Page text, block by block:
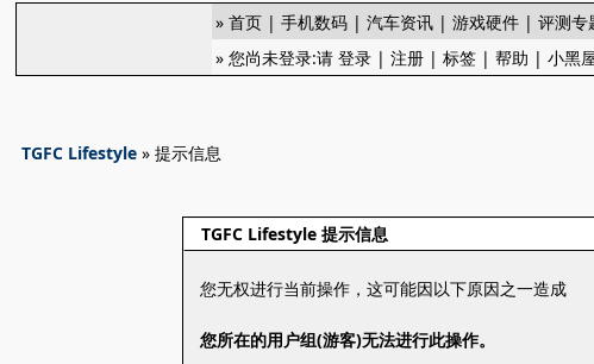
»首页 |手机数码 |汽车资讯 |游戏硬件 |评测专
» 您尚未登录:请登录 |注册 |标签 |帮助 |小黑
TGFC Lifestyle » 提示信息
TGFC Lifestyle 提示信息
您无权进行当前操作，这可能因以下原因之一造成
您所在的用户组(游客)无法进行此操作。